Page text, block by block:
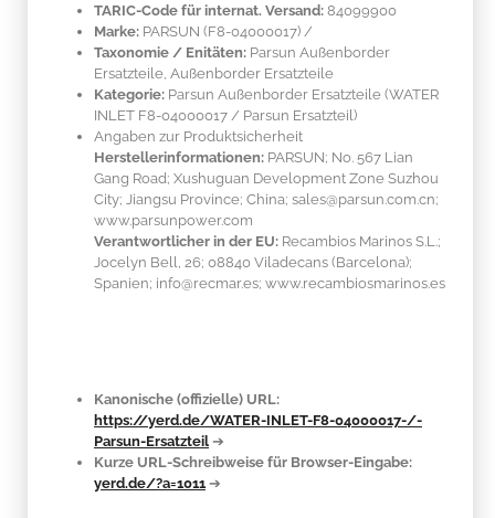
TARIC-Code für internat. Versand: 84099900
Marke: PARSUN (F8-04000017) /
Taxonomie / Enitäten: Parsun Außenborder
Ersatzteile, Außenborder Ersatzteile
Kategorie: Parsun Außenborder Ersatzteile (WATER
INLET F8-04000017 / Parsun Ersatzteil)
Angaben zur Produktsicherheit
Herstellerinformationen: PARSUN; No. 567 Lian
Gang Road; Xushuguan Development Zone Suzhou
City; Jiangsu Province; China; sales@parsun.com.cn;
www.parsunpower.com
Verantwortlicher in der EU: Recambios Marinos S.L.;
Jocelyn Bell, 26; 08840 Viladecans (Barcelona);
Spanien; info@recmar.es; www.recambiosmarinos.es
Kanonische (offizielle) URL:
https://yerd.de/WATER-INLET-F8-04000017-/-
Parsun-Ersatzteil ➔
Kurze URL-Schreibweise für Browser-Eingabe:
yerd.de/?a=1011 ➔